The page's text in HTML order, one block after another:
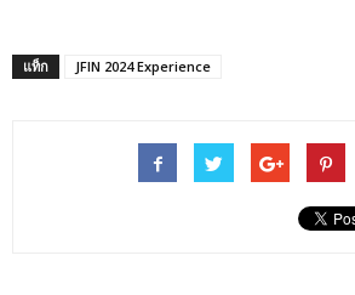
แท็ก JFIN 2024 Experience